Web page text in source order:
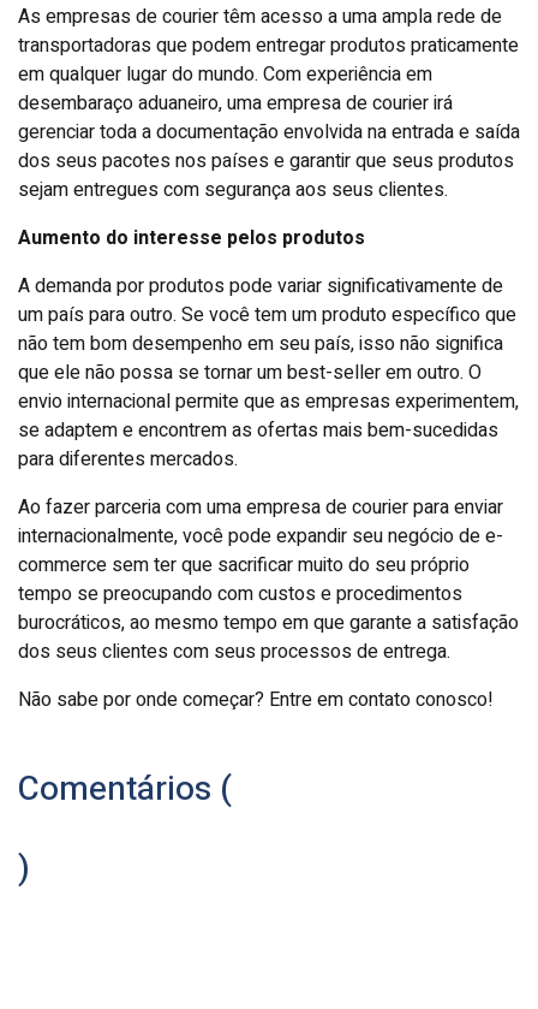
As empresas de courier têm acesso a uma ampla rede de
transportadoras que podem entregar produtos praticamente
em qualquer lugar do mundo. Com experiência em
desembaraço aduaneiro, uma empresa de courier irá
gerenciar toda a documentação envolvida na entrada e saída
dos seus pacotes nos países e garantir que seus produtos
sejam entregues com segurança aos seus clientes.
Aumento do interesse pelos produtos
A demanda por produtos pode variar significativamente de
um país para outro. Se você tem um produto específico que
não tem bom desempenho em seu país, isso não significa
que ele não possa se tornar um best-seller em outro. O
envio internacional permite que as empresas experimentem,
se adaptem e encontrem as ofertas mais bem-sucedidas
para diferentes mercados.
Ao fazer parceria com uma empresa de courier para enviar
internacionalmente, você pode expandir seu negócio de e-
commerce sem ter que sacrificar muito do seu próprio
tempo se preocupando com custos e procedimentos
burocráticos, ao mesmo tempo em que garante a satisfação
dos seus clientes com seus processos de entrega.
Não sabe por onde começar? Entre em contato conosco!
Comentários (
)